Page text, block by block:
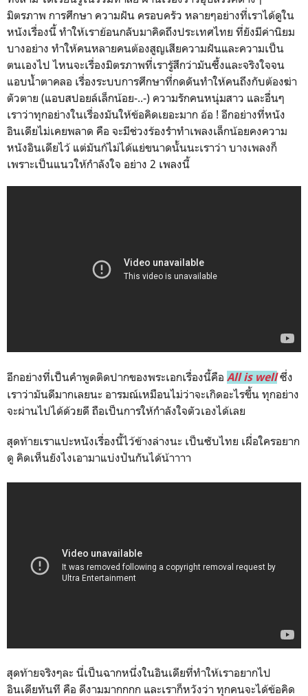
มิตรภาพ การศึกษา ความฝัน ครอบครัว หลายๆอย่างที่เราได้ดูใน
หนังเรื่องนี้ ทำให้เราย้อนกลับมาคิดถึงประเทศไทย ที่ยังมีค่านิยม
บางอย่าง ทำให้คนหลายคนต้องสูญเสียความฝันและความเป็น
ตนเองไป ไหนจะเรื่องมิตรภาพที่เรารู้สึกว่ามันซึ้งและจริงใจจน
แอบน้ำตาคลอ เรื่องระบบการศึกษาที่กดดันทำให้คนถึงกับต้องฆ่า
ตัวตาย (แอบสปอยล์เล็กน้อย-..-) ความรักคนหนุ่มสาว และอื่นๆ
เราว่าทุกอย่างในเรื่องมันให้ข้อคิดเยอะมาก อ้อ ! อีกอย่างที่หนัง
อินเดียไม่เคยพลาด คือ จะมีช่วงร้องรำทำเพลงเล็กน้อยคงความ
หนังอินเดียไว้ แต่มันก้ไม่ได้แย่ขนาดนั้นนะเราว่า บางเพลงก็
เพราะเป็นแนวให้กำลังใจ อย่าง 2 เพลงนี้
อีกอย่างที่เป้็นคำพูดติดปากของพระเอกเรื่องนี้คือ All is well ซึ่ง
เราว่ามันดีมากเลยนะ อารมณ์เหมือนไม่ว่าจะเกิดอะไรขึ้น ทุกอย่าง
จะผ่านไปได้ด้วยดี ถือเป็นการให้กำลังใจตัวเองได้เลย
สุดท้ายเราแปะหนังเรื่องนี้ไว้ข้างล่างนะ เป็นซับไทย เผื่อใครอยาก
ดู คิดเห็นยังไงเอามาแบ่งปันกันได้น้าาาา
สุดท้ายจริงๆละ นี่เป็นฉากหนึ่งในอินเดียที่ทำให้เราอยากไป
อินเดียทันที คือ ดีงามมากกกก และเราก็หวังว่า ทุกคนจะได้ข้อคิด